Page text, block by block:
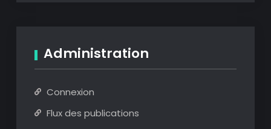
Administration
Connexion
Flux des publications